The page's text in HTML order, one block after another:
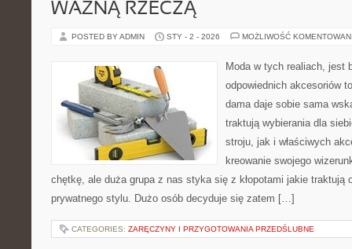
WAŻNĄ RZECZĄ
POSTED BY ADMIN STY - 2 - 2026 MOŻLIWOŚĆ
Moda w tych realiach, jest
odpowiednich akcesoriów
dama daje sobie sama
traktują wybierania dla
stroju, jak i właściwych
kreowanie swojego
chętkę, ale duża grupa z nas styka się z kłopotami jakie traktują
prywatnego stylu. Dużo osób decyduje się zatem […]
CATEGORIES: ZARĘCZYNY I PRZYGOTOWANIA PRZEDŚLUBNE